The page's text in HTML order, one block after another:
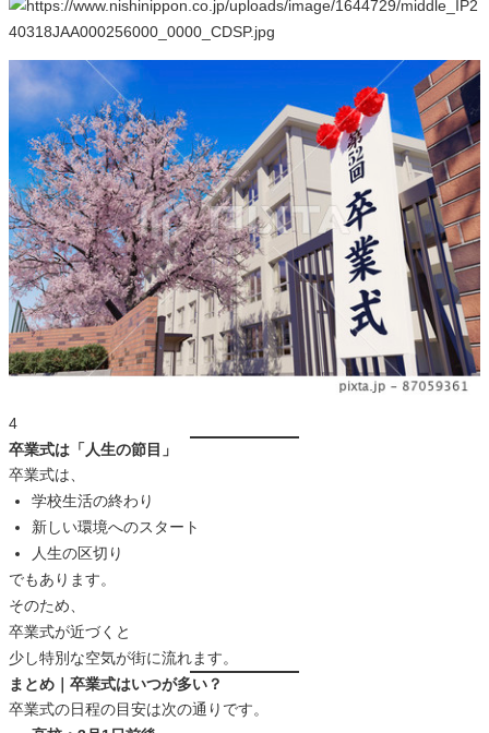
4
卒業式は「人生の節目」
卒業式は、
学校生活の終わり
新しい環境へのスタート
人生の区切り
でもあります。
そのため、
卒業式が近づくと
少し特別な空気が街に流れます。
まとめ｜卒業式はいつが多い？
卒業式の日程の目安は次の通りです。